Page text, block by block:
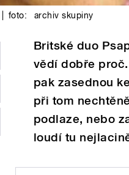
foto: archiv skupiny
Britské duo
vědí dobře
pak zasednou
při tom
podlaze, nebo
loudí tu